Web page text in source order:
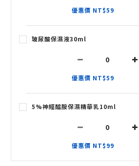
優惠價 NT$59
玻尿酸保濕液30ml
優惠價 NT$59
5%神經醯胺保濕精華乳10ml
優惠價 NT$99